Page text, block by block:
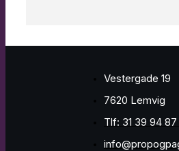
Vestergade 19
7620 Lemvig
Tlf: 31 39 94